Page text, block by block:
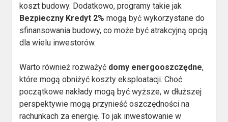
koszt budowy. Dodatkowo, programy takie jak
Bezpieczny Kredyt 2% mogą być wykorzystane do
sfinansowania budowy, co może być atrakcyjną opcją
dla wielu inwestorów.
Warto również rozważyć domy energooszczędne,
które mogą obniżyć koszty eksploatacji. Choć
początkowe nakłady mogą być wyższe, w dłuższej
perspektywie mogą przynieść oszczędności na
rachunkach za energię. To jak inwestowanie w